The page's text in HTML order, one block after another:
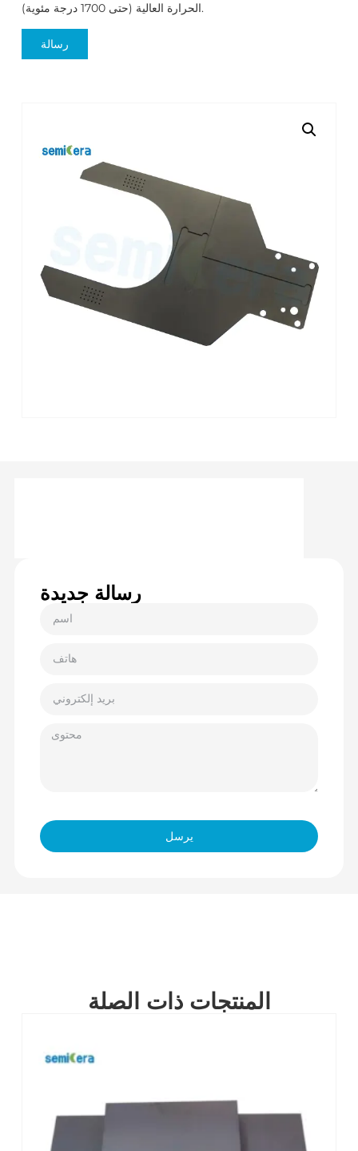
الحرارة العالية (حتى 1700 درجة مئوية).
رسالة
رسالة جديدة
يرسل
المنتجات ذات الصلة